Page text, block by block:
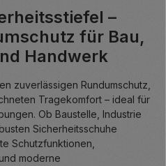
–
für Bau,
Handwerk
zuverlässigen Rundumschutz,
Tragekomfort – ideal für
Ob Baustelle, Industrie
Sicherheitsschuhe
Schutzfunktionen,
moderne